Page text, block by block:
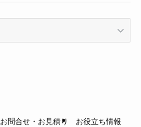
お問合せ・お見積り お役立ち情報